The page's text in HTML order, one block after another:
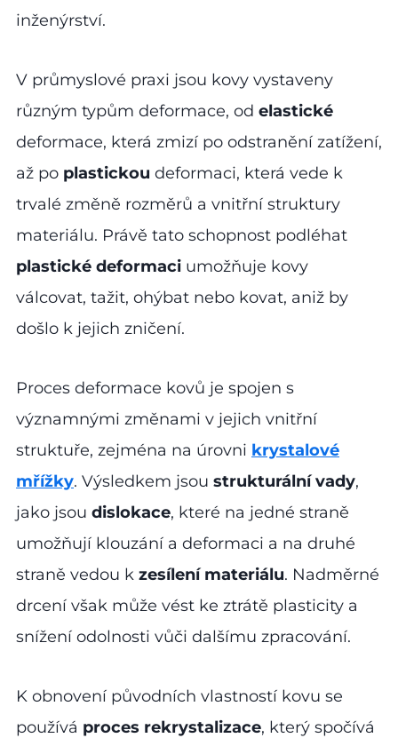
inženýrství.
V průmyslové praxi jsou kovy vystaveny
různým typům deformace, od elastické
deformace, která zmizí po odstranění zatížení,
až po plastickou deformaci, která vede k
trvalé změně rozměrů a vnitřní struktury
materiálu. Právě tato schopnost podléhat
plastické deformaci umožňuje kovy
válcovat, tažit, ohýbat nebo kovat, aniž by
došlo k jejich zničení.
Proces deformace kovů je spojen s
významnými změnami v jejich vnitřní
struktuře, zejména na úrovni krystalové
mřížky. Výsledkem jsou strukturální vady,
jako jsou dislokace, které na jedné straně
umožňují klouzání a deformaci a na druhé
straně vedou k zesílení materiálu. Nadměrné
drcení však může vést ke ztrátě plasticity a
snížení odolnosti vůči dalšímu zpracování.
K obnovení původních vlastností kovu se
používá proces rekrystalizace, který spočívá